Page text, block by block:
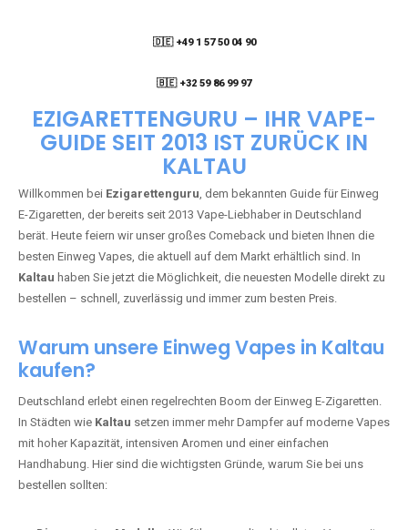
🇩🇪 +49 1 57 50 04 90
🇧🇪 +32 59 86 99 97
EZIGARETTENGURU – IHR VAPE-
GUIDE SEIT 2013 IST ZURÜCK IN
KALTAU
Willkommen bei Ezigarettenguru, dem bekannten Guide für Einweg
E-Zigaretten, der bereits seit 2013 Vape-Liebhaber in Deutschland
berät. Heute feiern wir unser großes Comeback und bieten Ihnen die
besten Einweg Vapes, die aktuell auf dem Markt erhältlich sind. In
Kaltau haben Sie jetzt die Möglichkeit, die neuesten Modelle direkt zu
bestellen – schnell, zuverlässig und immer zum besten Preis.
Warum unsere Einweg Vapes in Kaltau
kaufen?
Deutschland erlebt einen regelrechten Boom der Einweg E-Zigaretten.
In Städten wie Kaltau setzen immer mehr Dampfer auf moderne Vapes
mit hoher Kapazität, intensiven Aromen und einer einfachen
Handhabung. Hier sind die wichtigsten Gründe, warum Sie bei uns
bestellen sollten: